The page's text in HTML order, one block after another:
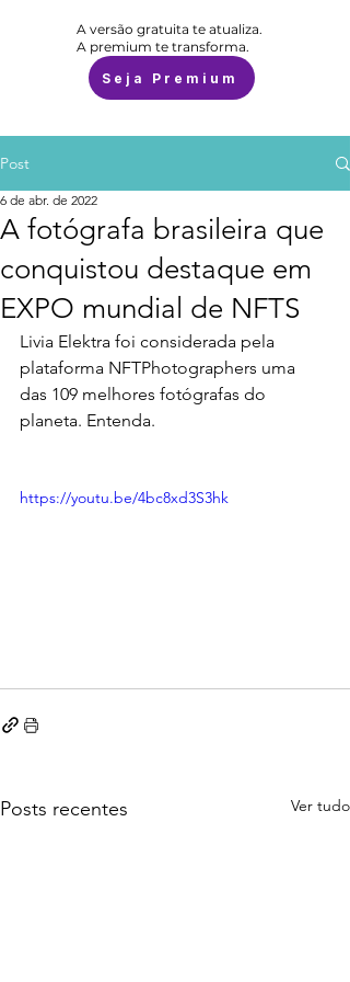
A versão gratuita te atualiza.
A premium te transforma.
Seja Premium
Post
A fotógrafa brasileira que
conquistou destaque em
EXPO mundial de NFTS
6 de abr. de 2022
Livia Elektra foi considerada pela
plataforma NFTPhotographers uma
das 109 melhores fotógrafas do
planeta. Entenda.
https://youtu.be/4bc8xd3S3hk
Posts recentes Ver tudo